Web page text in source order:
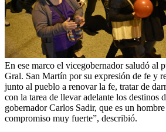
En ese marco el vicegobernador saludó al
Gral. San Martín por su expresión de fe y
junto al pueblo a renovar la fe, tratar de
con la tarea de llevar adelante los destinos
gobernador Carlos Sadir, que es un
compromiso muy fuerte”, describió.